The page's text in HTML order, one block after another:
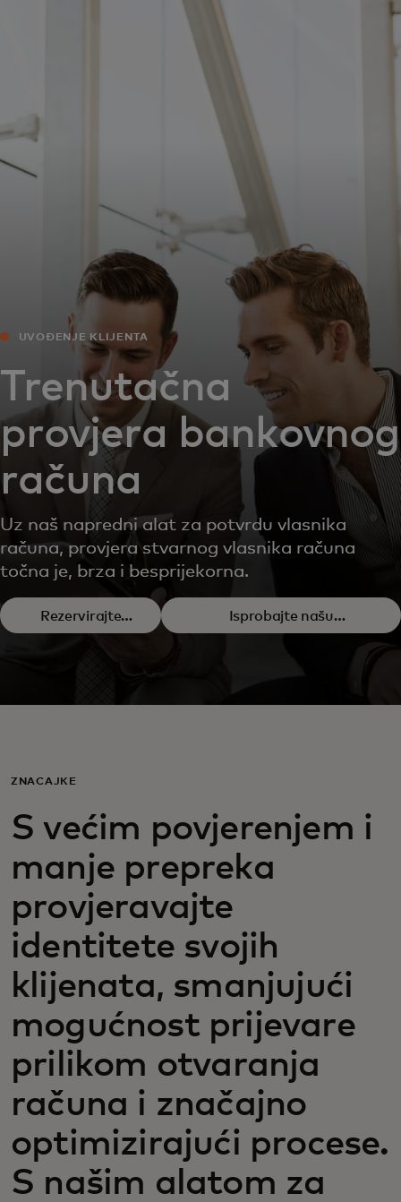
Za svijet
Za inovatore
Novosti i trendovi
UVOĐENJE KLIJENTA
Trenutačna
provjera bankovnog
računa
Uz naš napredni alat za potvrdu vlasnika
računa, provjera stvarnog vlasnika računa
točna je, brza i besprijekorna.
Rezervirajte
Isprobajte našu
ZNAČAJKE
S većim povjerenjem i
manje prepreka
provjeravajte
identitete svojih
klijenata, smanjujući
mogućnost prijevare
prilikom otvaranja
računa i značajno
optimizirajući procese.
S našim alatom za